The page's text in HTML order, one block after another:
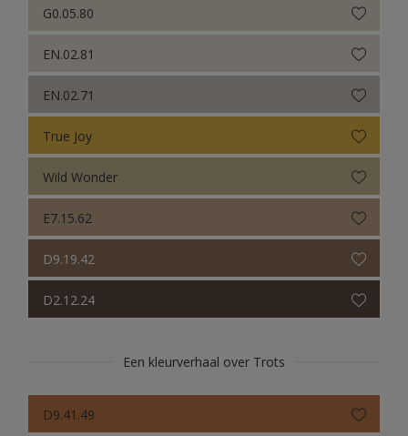
G0.05.80
EN.02.81
EN.02.71
True Joy
Wild Wonder
E7.15.62
D9.19.42
D2.12.24
Een kleurverhaal over Trots
D9.41.49